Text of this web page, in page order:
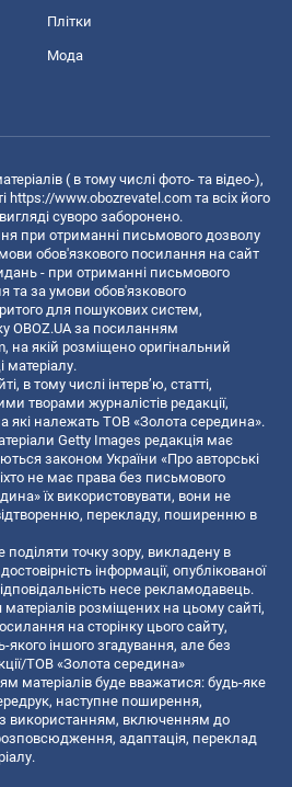
Плітки
Мода
( в тому числі фото- та відео-),
https://www.obozrevatel.com та всіх його
суворо заборонено.
при отриманні письмового дозволу
обов'язкового посилання на сайт
- при отриманні письмового
та за умови обов'язкового
для пошукових систем,
OBOZ.UA за посиланням
, на якій розміщено оригінальний
матеріалу.
в тому числі інтерв’ю, статті,
творами журналістів редакції,
які належать ТОВ «Золота середина».
Getty Images редакція має
законом України «Про авторські
не має права без письмового
їх використовувати, вони не
перекладу, поширенню в
поділяти точку зору, викладену в
інформації, опублікованої
несе рекламодавець.
розміщених на цьому сайті,
на сторінку цього сайту,
якого іншого згадування, але без
ТОВ «Золота середина»
матеріалів буде вважатися: будь-яке
наступне поширення,
використанням, включенням до
адаптація, переклад